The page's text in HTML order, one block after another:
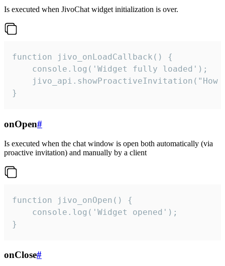
Is executed when JivoChat widget initialization is over.
function jivo_onLoadCallback() {
    console.log('Widget fully loaded');
jivo_api.showProactiveInvitation("How
}
onOpen#
Is executed when the chat window is open both automatically (via
proactive invitation) and manually by a client
function jivo_onOpen() {
    console.log('Widget opened');
}
onClose#